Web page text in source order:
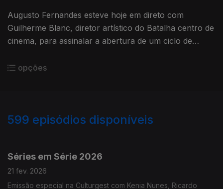
Augusto Fernandes esteve hoje em direto com
Guilherme Blanc, diretor artístico do Batalha centro de
cinema, para assinalar a abertura de um ciclo de
David Cronenberg.
opções
599 episódios disponíveis
Séries em Série 2026
21 fev. 2026
Emissão especial na Culturgest com Kenia Nunes, Ricardo